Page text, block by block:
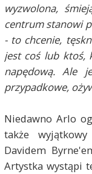
wyzwolona,
centrum stanowi
- to chcenie,
jest coś lub ktoś,
napędową. Ale
przypadkowe,
Niedawno Arlo
także
Davidem
Artystka wystąpi